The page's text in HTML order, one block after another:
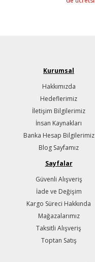
Kurumsal
Hakkımızda
Hedeflerimiz
İletişim Bilgilerimiz
İnsan Kaynakları
Banka Hesap Bilgilerimiz
Blog Sayfamız
Sayfalar
Güvenli Alışveriş
İade ve Değişim
Kargo Süreci Hakkında
Mağazalarımız
Taksitli Alışveriş
Toptan Satış